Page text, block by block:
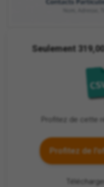
Seulement
Profitez de cette
Profitez de